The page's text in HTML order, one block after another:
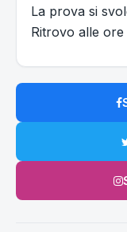
La prova si
Ritrovo alle